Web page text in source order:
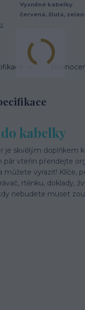
Vysněné kabelky
červená, žlutá,
kabelky
je skvělým doplňkem
pár vteřin přendejte
můžete vyrazit! Klíče,
rtěnku, doklady,
nebudete muset